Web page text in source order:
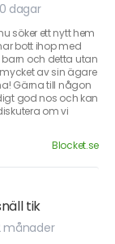
dagar
söker ett nytt hem
bott ihop med
och detta utan
av sin ägare
Gärna till någon
god nos och kan
om vi
Blocket.se
tik
månader